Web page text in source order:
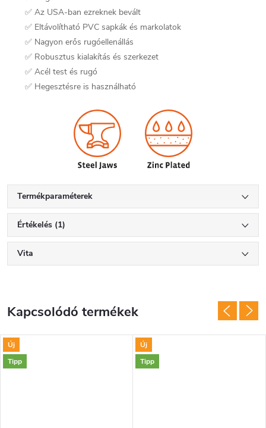
✅ Az USA-ban ezreknek bevált
✅ Eltávolítható PVC sapkák és markolatok
✅ Nagyon erős rugóellenállás
✅ Robusztus kialakítás és szerkezet
✅ Acél test és rugó
✅ Hegesztésre is használható
Termékparaméterek
Értékelés (1)
Vita
Kapcsolódó termékek
Új
Tipp
Új
Tipp